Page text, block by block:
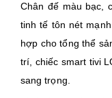
Chân đế màu bạc,
tinh tế tôn nét
hợp cho tổng thể
trí, chiếc smart tivi
sang trọng.